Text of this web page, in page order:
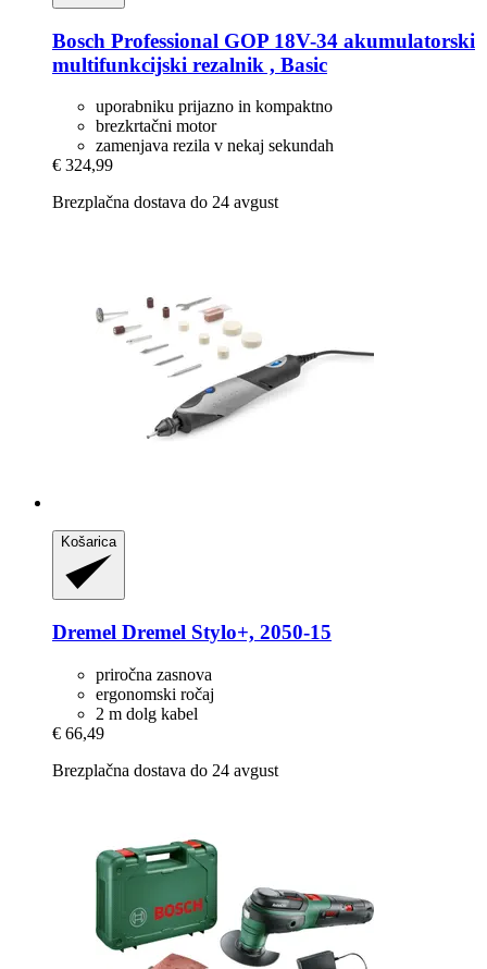
Bosch Professional GOP 18V-​34 akumulatorski
multifunkcijski rezalnik , Basic
uporabniku prijazno in kompaktno
brezkrtačni motor
zamenjava rezila v nekaj sekundah
€ 324,99
Brezplačna dostava do 24 avgust
Košarica
Dremel Dremel Stylo+, 2050-​15
priročna zasnova
ergonomski ročaj
2 m dolg kabel
€ 66,49
Brezplačna dostava do 24 avgust